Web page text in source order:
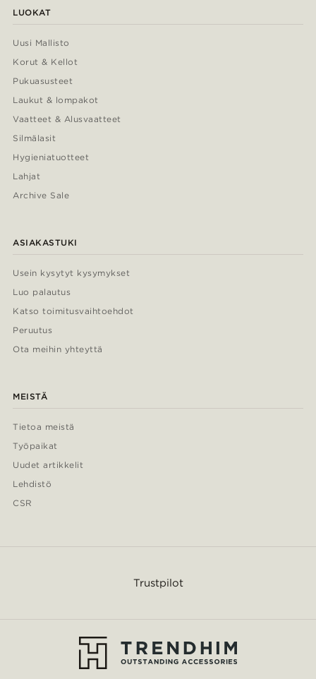
LUOKAT
Uusi Mallisto
Korut & Kellot
Pukuasusteet
Laukut & lompakot
Vaatteet & Alusvaatteet
Silmälasit
Hygieniatuotteet
Lahjat
Archive Sale
ASIAKASTUKI
Usein kysytyt kysymykset
Luo palautus
Katso toimitusvaihtoehdot
Peruutus
Ota meihin yhteyttä
MEISTÄ
Tietoa meistä
Työpaikat
Uudet artikkelit
Lehdistö
CSR
Trustpilot